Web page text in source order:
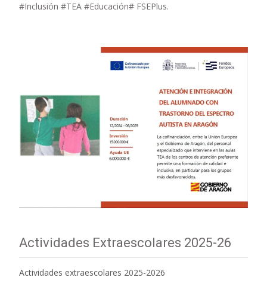
#Inclusión #TEA #Educación# FSEPlus.
Actividades Extraescolares 2025-26
Actividades extraescolares 2025-2026